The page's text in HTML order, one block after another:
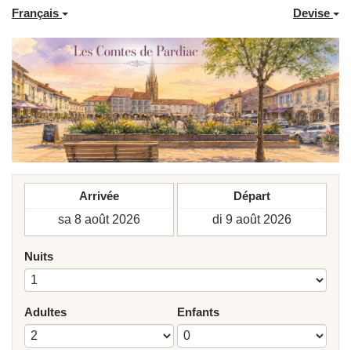
Français Devise
Arrivée Départ
Nuits
Adultes Enfants